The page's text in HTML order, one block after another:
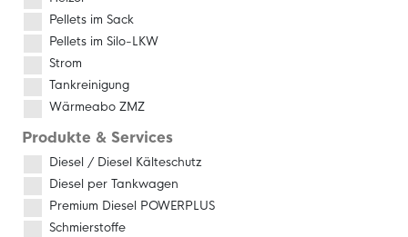
Pellets im Sack
Pellets im Silo-LKW
Strom
Tankreinigung
Wärmeabo ZMZ
Produkte & Services
Diesel / Diesel Kälteschutz
Diesel per Tankwagen
Premium Diesel POWERPLUS
Schmierstoffe